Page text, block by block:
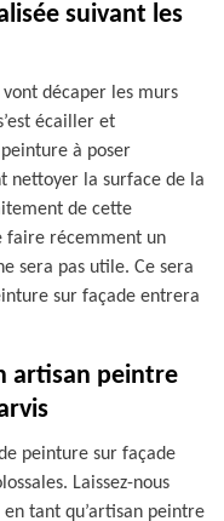
suivant les
décaper les murs
écailler et
à poser
nettoyer la surface de la
de cette
faire récemment un
sera pas utile. Ce sera
sur façade entrera
artisan peintre
peinture sur façade
Laissez-nous
tant qu’artisan peintre